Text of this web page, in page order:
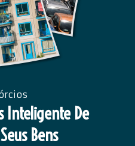
Inteligente De
Bens